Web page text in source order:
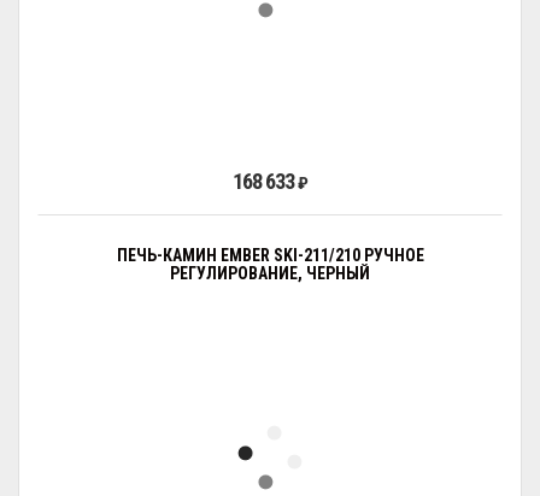
168 633₽
ПЕЧЬ-КАМИН EMBER SKI-211/210 РУЧНОЕ
РЕГУЛИРОВАНИЕ, ЧЕРНЫЙ